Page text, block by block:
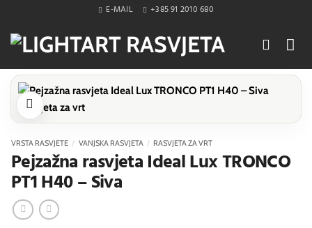
content
E-MAIL +385 91 2010 680
VRSTA RASVJETE / VANJSKA RASVJETA / RASVJETA ZA VRT
Pejzažna rasvjeta Ideal Lux TRONCO
PT1 H40 – Siva